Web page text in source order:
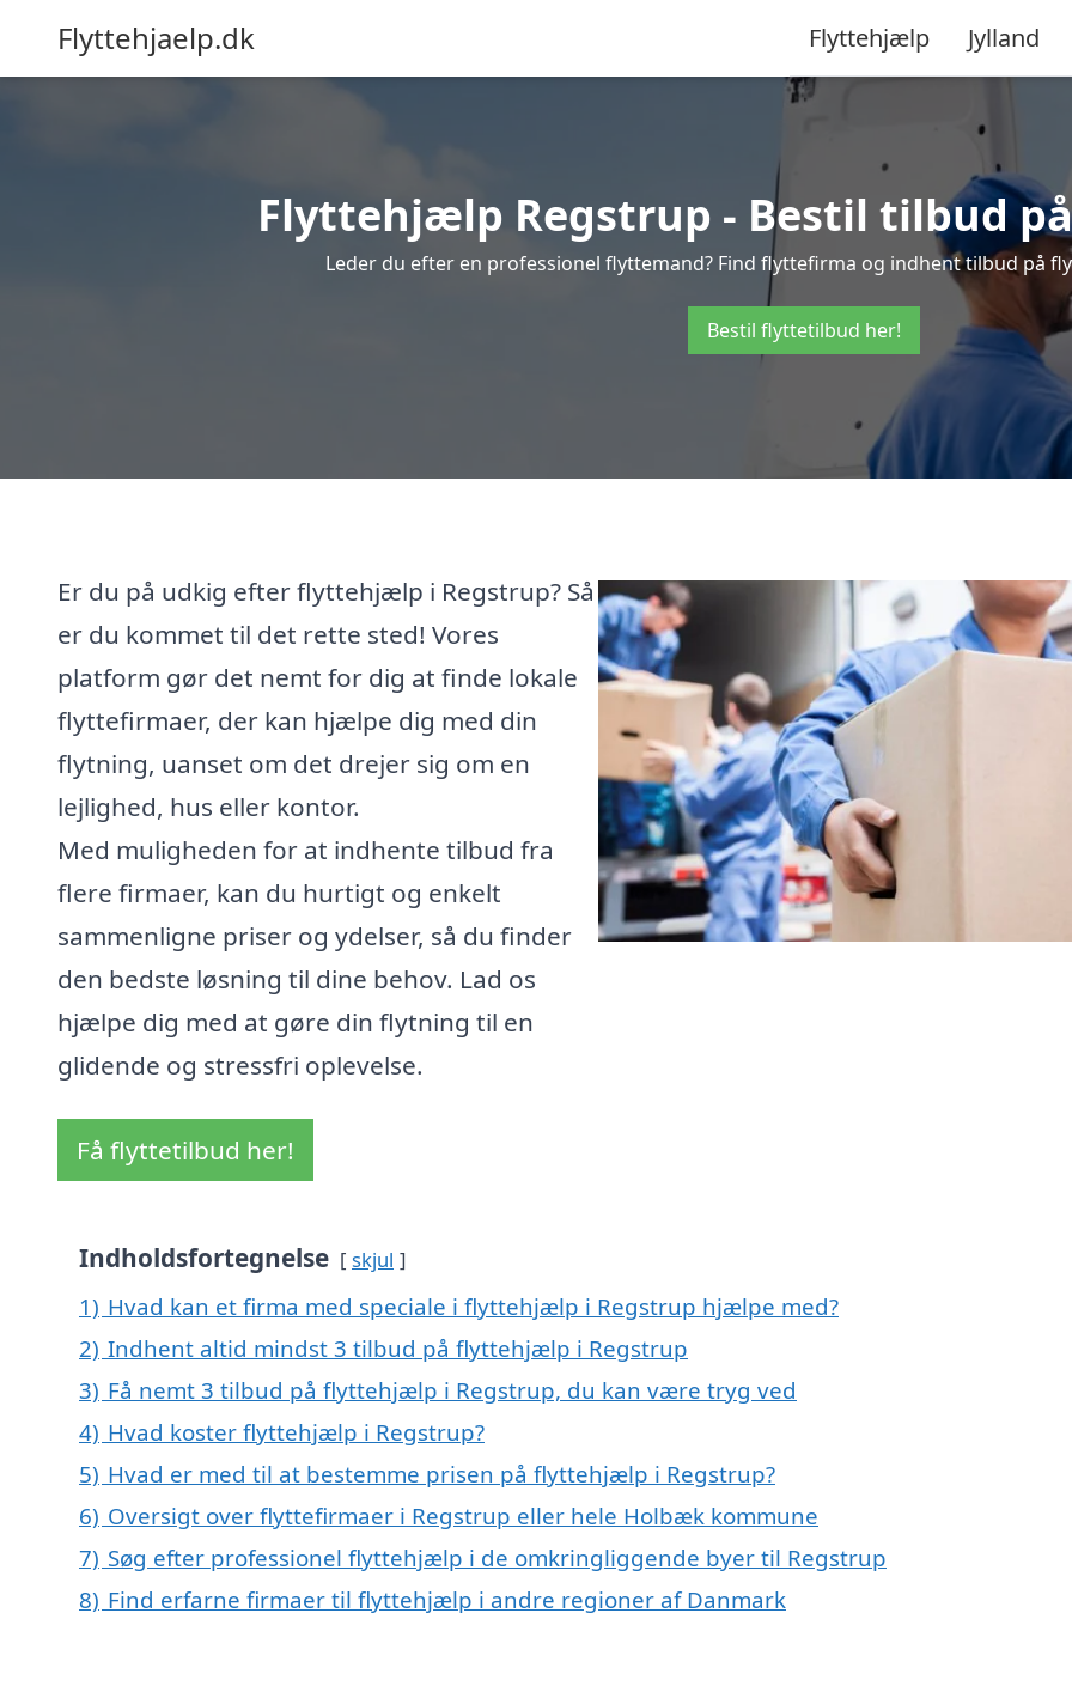
Flyttehjaelp.dk Flyttehjælp Jylland
Flyttehjælp Regstrup - Bestil tilbud
Leder du efter en professionel flyttemand? Find flyttefirma og indhent tilbud på
Bestil flyttetilbud her!
Er du på udkig efter flyttehjælp i Regstrup? Så
er du kommet til det rette sted! Vores
platform gør det nemt for dig at finde lokale
flyttefirmaer, der kan hjælpe dig med din
flytning, uanset om det drejer sig om en
lejlighed, hus eller kontor.
Med muligheden for at indhente tilbud fra
flere firmaer, kan du hurtigt og enkelt
sammenligne priser og ydelser, så du finder
den bedste løsning til dine behov. Lad os
hjælpe dig med at gøre din flytning til en
glidende og stressfri oplevelse.
Få flyttetilbud her!
Indholdsfortegnelse skjul
1) Hvad kan et firma med speciale i flyttehjælp i Regstrup hjælpe med?
2) Indhent altid mindst 3 tilbud på flyttehjælp i Regstrup
3) Få nemt 3 tilbud på flyttehjælp i Regstrup, du kan være tryg ved
4) Hvad koster flyttehjælp i Regstrup?
5) Hvad er med til at bestemme prisen på flyttehjælp i Regstrup?
6) Oversigt over flyttefirmaer i Regstrup eller hele Holbæk kommune
7) Søg efter professionel flyttehjælp i de omkringliggende byer til Regstrup
8) Find erfarne firmaer til flyttehjælp i andre regioner af Danmark